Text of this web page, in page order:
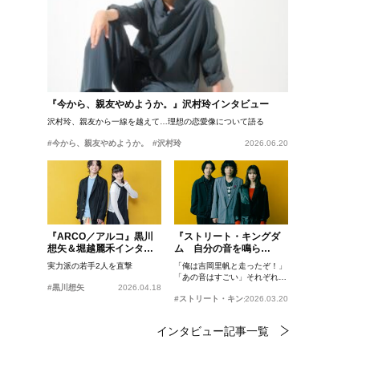
『今から、親友やめようか。』沢村玲インタビュー
沢村玲、親友から一線を越えて…理想の恋愛像について語る
#今から、親友やめようか。 #沢村玲 2026.06.20
『ARCO／アルコ』黒川
想矢＆堀越麗禾インタビ
ュー
実力派の若手2人を直撃
#黒川想矢 2026.04.18
『ストリート・キングダ
ム 自分の音を鳴ら
せ。』峯田和伸、若葉竜
也、吉岡里帆インタビュ
ー
「俺は吉岡里帆と走ったぞ！」
「あの音はすごい」それぞれの
#ストリート・キングダム 自分の音を鳴らせ。
2026.03.20
インタビュー記事一覧